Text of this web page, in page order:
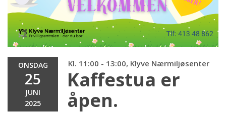
ONSDAG
25
JUNI
2025
Kl. 11:00 - 13:00, Klyve Nærmiljøsenter
Kaffestua er
åpen.